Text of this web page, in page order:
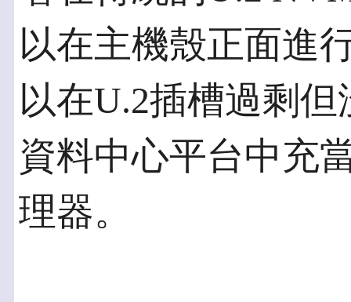
以在主機殼正面進
以在U.2插槽過剩
資料中心平台中充
理器。